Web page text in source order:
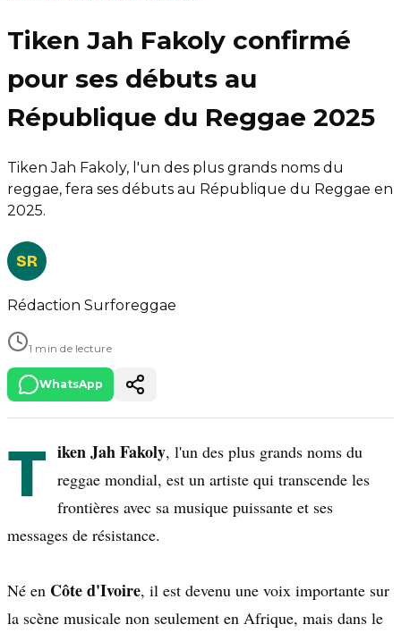
Tiken Jah Fakoly confirmé
pour ses débuts au
République du Reggae 2025
Tiken Jah Fakoly, l'un des plus grands noms du
reggae, fera ses débuts au République du Reggae en
2025.
SR
Rédaction Surforeggae
1 min de lecture
WhatsApp
T iken Jah Fakoly, l'un des plus grands noms du
reggae mondial, est un artiste qui transcende les
frontières avec sa musique puissante et ses
messages de résistance.
Né en Côte d'Ivoire, il est devenu une voix importante sur
la scène musicale non seulement en Afrique, mais dans le